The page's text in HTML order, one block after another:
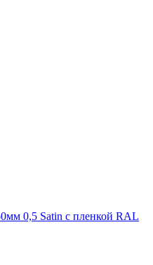
0,5 Satin с пленкой RAL